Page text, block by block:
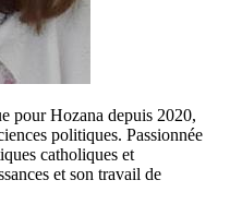
pour Hozana depuis 2020,
politiques. Passionnée
catholiques et
et son travail de